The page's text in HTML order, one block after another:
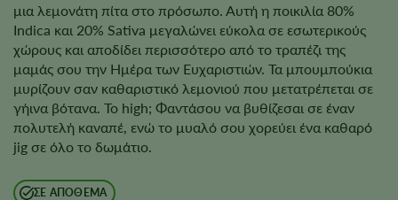
μια λεμονάτη πίτα στο πρόσωπο. Αυτή η ποικιλία 80%
Indica και 20% Sativa μεγαλώνει εύκολα σε εσωτερικούς
χώρους και αποδίδει περισσότερο από το τραπέζι της
μαμάς σου την Ημέρα των Ευχαριστιών. Τα μπουμπούκια
μυρίζουν σαν καθαριστικό λεμονιού που μετατρέπεται σε
γήινα βότανα. Το high; Φαντάσου να βυθίζεσαι σε έναν
πολυτελή καναπέ, ενώ το μυαλό σου χορεύει ένα καθαρό
jig σε όλο το δωμάτιο.
ΣΕ ΑΠΌΘΕΜΑ